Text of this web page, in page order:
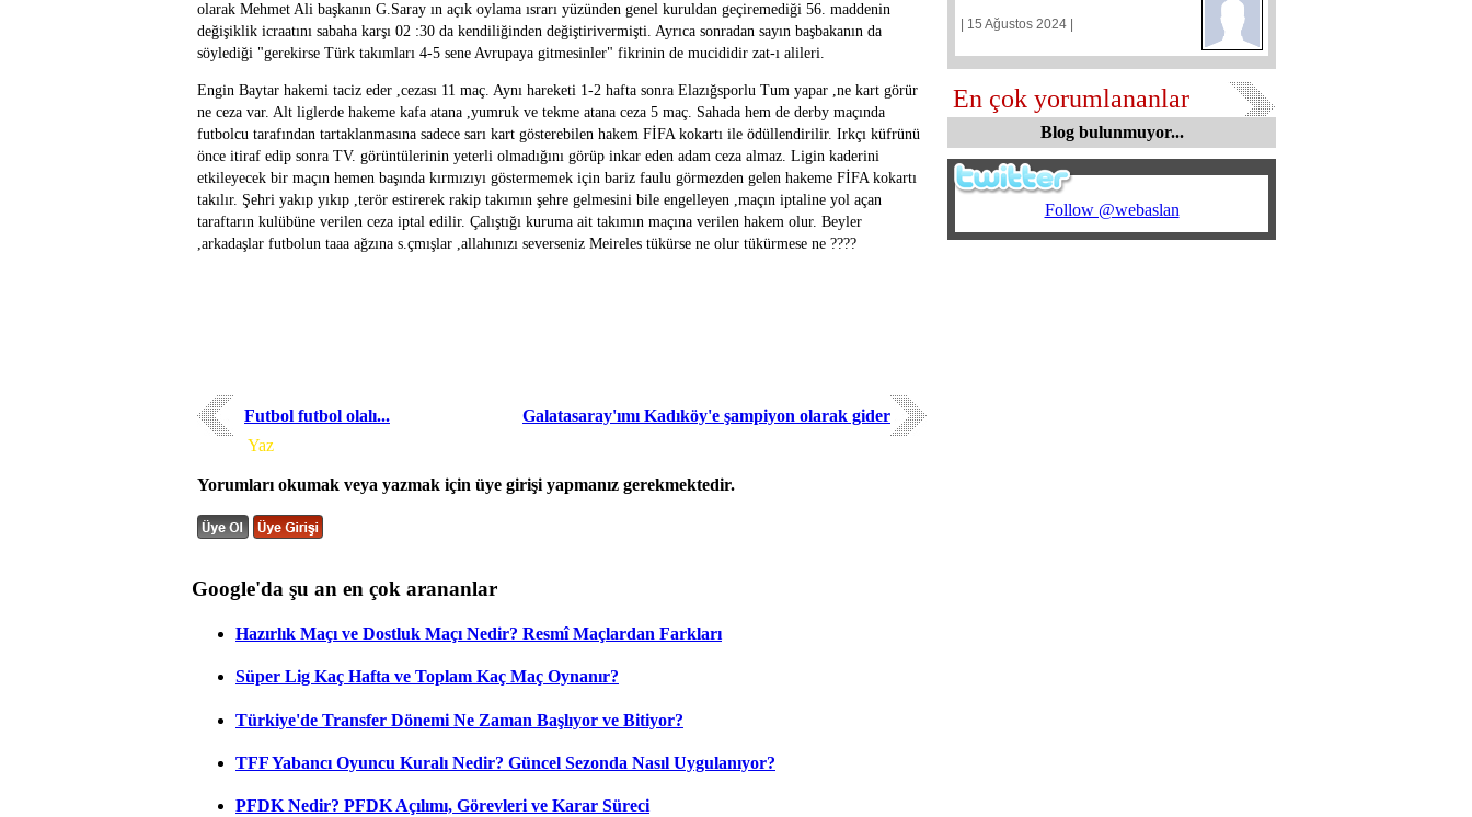
olarak Mehmet Ali başkanın G.Saray ın açık oylama ısrarı yüzünden genel kuruldan geçiremediği 56. maddenin
değişiklik icraatını sabaha karşı 02 :30 da kendiliğinden değiştirivermişti. Ayrıca sonradan sayın başbakanın da
söylediği "gerekirse Türk takımları 4-5 sene Avrupaya gitmesinler" fikrinin de mucididir zat-ı alileri.
Engin Baytar hakemi taciz eder ,cezası 11 maç. Aynı hareketi 1-2 hafta sonra Elazığsporlu Tum yapar ,ne kart görür
ne ceza var. Alt liglerde hakeme kafa atana ,yumruk ve tekme atana ceza 5 maç. Sahada hem de derby maçında
futbolcu tarafından tartaklanmasına sadece sarı kart gösterebilen hakem FİFA kokartı ile ödüllendirilir. Irkçı küfrünü
önce itiraf edip sonra TV. görüntülerinin yeterli olmadığını görüp inkar eden adam ceza almaz. Ligin kaderini
etkileyecek bir maçın hemen başında kırmızıyı göstermemek için bariz faulu görmezden gelen hakeme FİFA kokartı
takılır. Şehri yakıp yıkıp ,terör estirerek rakip takımın şehre gelmesini bile engelleyen ,maçın iptaline yol açan
taraftarın kulübüne verilen ceza iptal edilir. Çalıştığı kuruma ait takımın maçına verilen hakem olur. Beyler
,arkadaşlar futbolun taaa ağzına s.çmışlar ,allahınızı severseniz Meireles tükürse ne olur tükürmese ne ????
Futbol futbol olalı...
Galatasaray'ımı Kadıköy'e şampiyon olarak gider
Yaz
Yorumları okumak veya yazmak için üye girişi yapmanız gerekmektedir.
| 15 Ağustos 2024 |
En çok yorumlananlar
Blog bulunmuyor...
Follow @webaslan
Google'da şu an en çok arananlar
Hazırlık Maçı ve Dostluk Maçı Nedir? Resmî Maçlardan Farkları
Süper Lig Kaç Hafta ve Toplam Kaç Maç Oynanır?
Türkiye'de Transfer Dönemi Ne Zaman Başlıyor ve Bitiyor?
TFF Yabancı Oyuncu Kuralı Nedir? Güncel Sezonda Nasıl Uygulanıyor?
PFDK Nedir? PFDK Açılımı, Görevleri ve Karar Süreci